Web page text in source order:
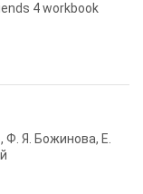
4 workbook
Ф. Я. Божинова, Е.